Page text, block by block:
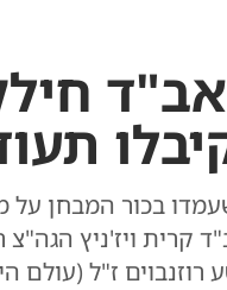
בכור המבחן
קרית ויז'ניץ
ז"ל (עולם